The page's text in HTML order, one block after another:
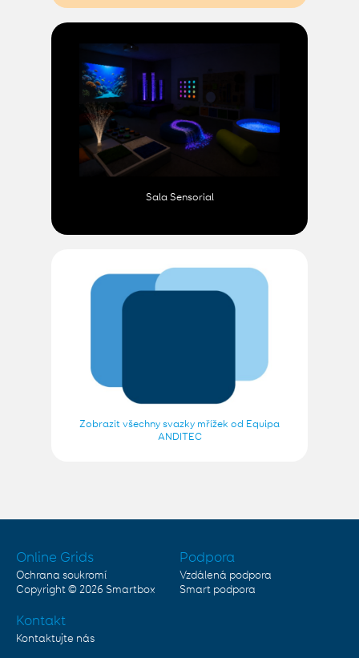
Sala Sensorial
Zobrazit všechny svazky mřížek od Equipa
ANDITEC
Online Grids
Ochrana soukromí
Copyright © 2026 Smartbox
Podpora
Vzdálená podpora
Smart podpora
Kontakt
Kontaktujte nás